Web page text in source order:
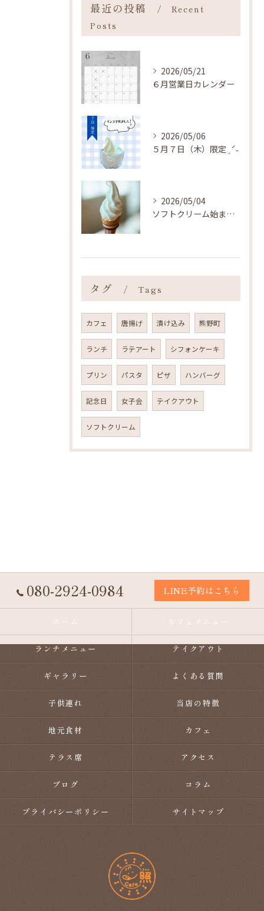
最近の投稿
Recent
Posts
2026/05/21
６月営業日カレンダー
2026/05/06
５月７日（木）限定 ˎˊ˗
2026/05/04
ソフトクリーム始まりました ˎˊ˗
タグ Tags
カフェ 唐揚げ 漬け込み 熊野町
ランチ ラテアート シフォンケーキ
プリン パスタ ピザ ハンバーグ
記念日 女子会 テイクアウト
ソフトクリーム
080-2924-0984 LINE予約はこちら
ホーム カフェメニュー
ランチメニュー テイクアウト
ギャラリー よくある質問
子供連れ 当店の特徴
地元食材 カフェ
テラス席 アクセス
ブログ コラム
プライバシーポリシー サイトマップ